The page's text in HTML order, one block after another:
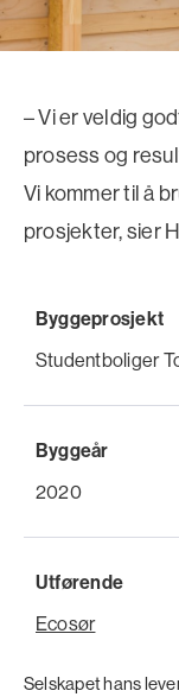
– Vi er veldig
prosess og
Vi kommer til å
prosjekter, sier
Byggeprosjekt
Studentboliger
Byggeår
2020
Utførende
Ecosør
Selskapet hans